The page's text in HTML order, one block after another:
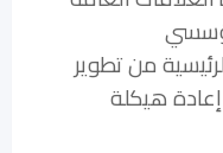
من تطوير
هيكلة